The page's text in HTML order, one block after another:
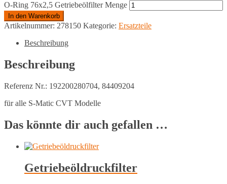
O-Ring 76x2,5 Getriebeölfilter Menge
In den Warenkorb
Artikelnummer: 278150 Kategorie: Ersatzteile
Beschreibung
Beschreibung
Referenz Nr.: 192200280704, 84409204
für alle S-Matic CVT Modelle
Das könnte dir auch gefallen …
Getriebeöldruckfilter